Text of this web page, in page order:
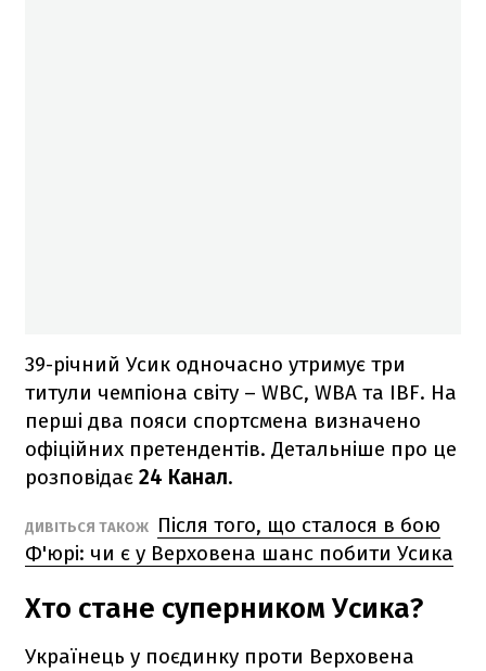
39-річний Усик одночасно утримує три
титули чемпіона світу – WBC, WBA та IBF. На
перші два пояси спортсмена визначено
офіційних претендентів. Детальніше про це
розповідає 24 Канал.
ДИВІТЬСЯ ТАКОЖ
Після того, що сталося в бою
Ф'юрі: чи є у Верховена шанс побити Усика
Хто стане суперником Усика?
Українець у поєдинку проти Верховена